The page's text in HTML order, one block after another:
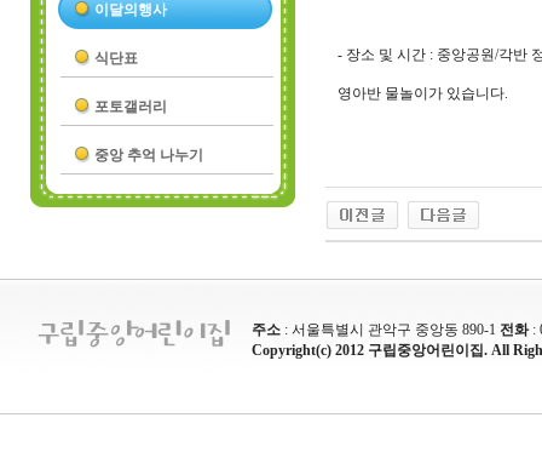
이달의행사
식단표
포토갤러리
중앙 추억 나누기
- 장소 및 시간 : 중앙공원/각반
영아반 물놀이가 있습니다.
주소 : 서울특별시 관악구 중앙동 890-1 전화:
Copyright(c) 2012 구립중앙어린이집. All